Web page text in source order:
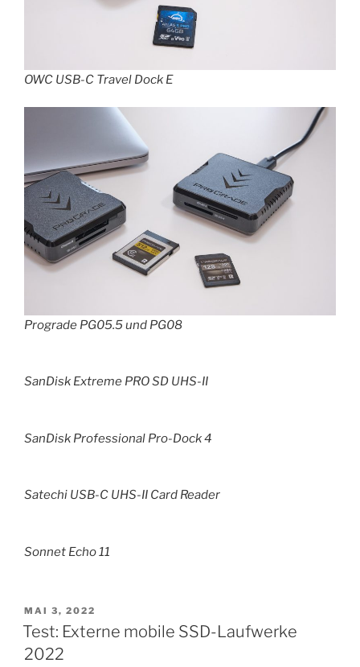
OWC USB-C Travel Dock E
Prograde PG05.5 und PG08
SanDisk Extreme PRO SD UHS-II
SanDisk Professional Pro-Dock 4
Satechi USB-C UHS-II Card Reader
Sonnet Echo 11
VERÖFFENTLICHT
AM
MAI 3, 2022
Test: Externe mobile SSD-Laufwerke
2022